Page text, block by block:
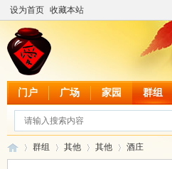
设为首页 收藏本站
门户 广场 家园 群组
群组 其他 其他 酒庄